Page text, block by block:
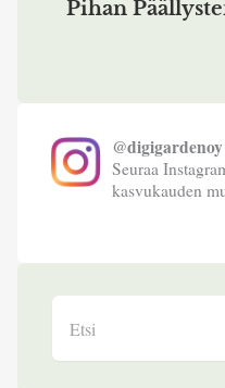
Pihan
@digigardenoy
Seuraa
kasvukauden
Search